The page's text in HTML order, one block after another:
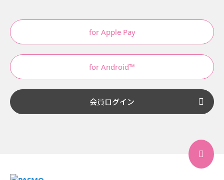
for Apple Pay
for Android™
会員ログイン